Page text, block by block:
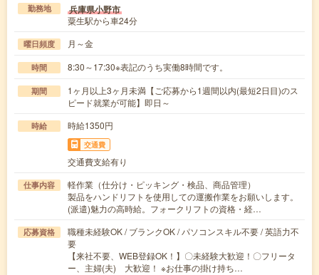
勤務地 兵庫県小野市
粟生駅から車24分
曜日頻度 月～金
時間 8:30～17:30※表記のうち実働8時間です。
期間
1ヶ月以上3ヶ月未満【ご応募から1週間以内(最短2日目)のス
ピード就業が可能】即日～
時給 時給1350円
交通費
交通費支給有り
仕事内容
軽作業（仕分け・ピッキング・検品、商品管理）
製品をハンドリフトを使用しての運搬作業をお願いします。
(派遣)魅力の高時給。フォークリフトの資格・経…
応募資格
職種未経験OK / ブランクOK / パソコンスキル不要 / 英語力不
要
【来社不要、WEB登録OK！】〇未経験大歓迎！〇フリータ
ー、主婦(夫) 大歓迎！ ※お仕事の掛け持ち…